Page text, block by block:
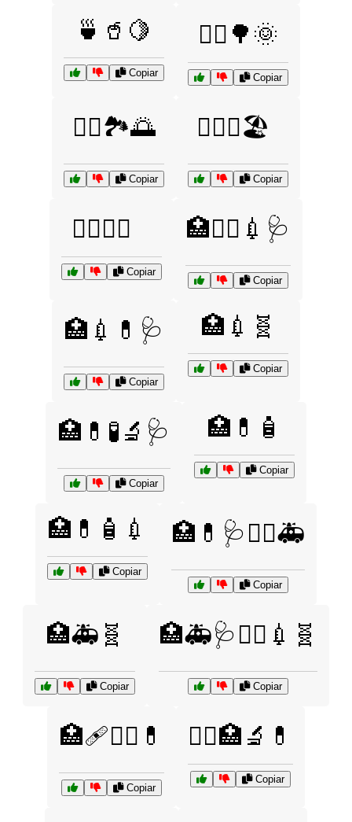
🍵🥤🍋
Copiar
🏃‍♀️🌳🌞
Copiar
🏃‍♂️🏞️🌅
Copiar
🏊‍♀️🌞🏖️
Copiar
🏋️‍♀️💧🍵
Copiar
🏥👨‍⚕️💉🩺
Copiar
🏥💉💊🩺
Copiar
🏥💉🧬
Copiar
🏥💊🧪🔬🩺
Copiar
🏥💊🧴
Copiar
🏥💊🧴💉
Copiar
🏥💊🩺👨‍⚕️🚑
Copiar
🏥🚑🧬
Copiar
🏥🚑🩺👨‍⚕️💉🧬
Copiar
🏥🩹👩‍⚕️💊
Copiar
👩‍⚕️🏥🔬💊
Copiar